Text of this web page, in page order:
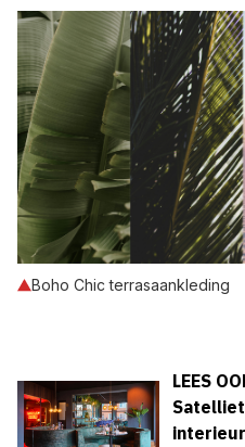
Boho Chic terrasaankleding
LEES